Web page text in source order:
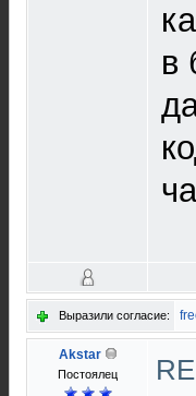
в
Выразили согласие:
Akstar
Постоялец